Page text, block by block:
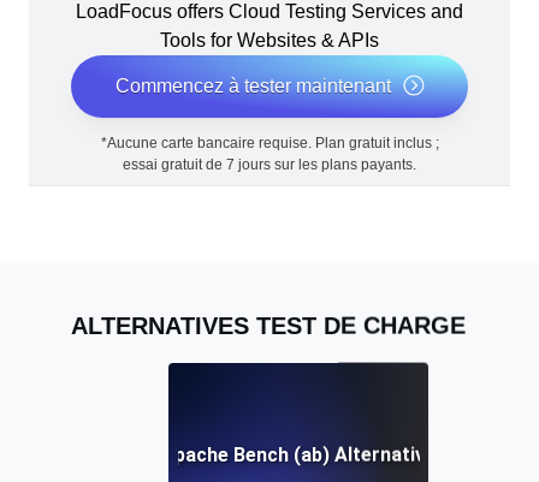
LoadFocus offers Cloud Testing Services and
Tools for Websites & APIs
Commencez à tester maintenant
*Aucune carte bancaire requise. Plan gratuit inclus ;
essai gratuit de 7 jours sur les plans payants.
ALTERNATIVES TEST DE CHARGE
Apache Bench (ab) Alternative